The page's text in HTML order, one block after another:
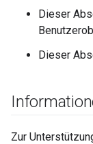
Dieser
Dieser
Zur